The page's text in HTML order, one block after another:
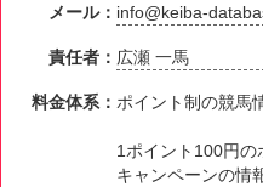
メール： info@keiba-
責任者： 広瀬 一馬
料金体系： ポイント制の競馬
1ポイント100円の
キャンペーンの情